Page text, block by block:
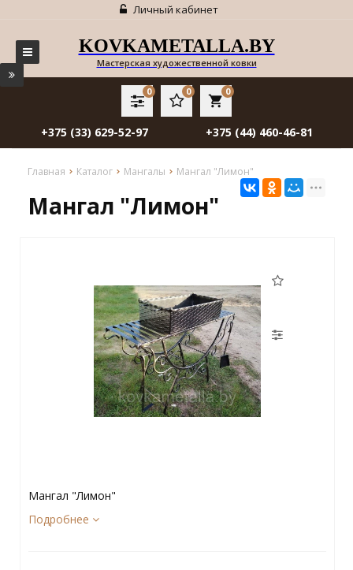
Личный кабинет
KOVKAMETALLA.BY
Мастерская художественной ковки
local_grocery_store
0
0
0
+375 (33) 629-52-97 +375 (44) 460-46-81
Главная Каталог Мангалы Мангал "Лимон"
Мангал "Лимон"
Мангал "Лимон"
Подробнее